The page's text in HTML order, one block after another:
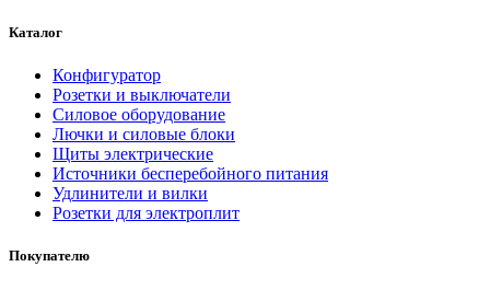
Каталог
Конфигуратор
Розетки и выключатели
Силовое оборудование
Лючки и силовые блоки
Щиты электрические
Источники бесперебойного питания
Удлинители и вилки
Розетки для электроплит
Покупателю